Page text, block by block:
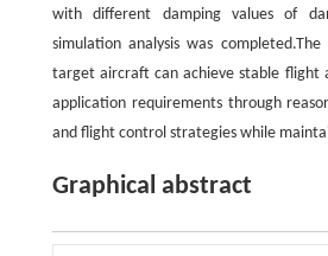
with different damping values of
simulation analysis was
target aircraft can achieve stable flight
application requirements through
and flight control strategies while
Graphical abstract